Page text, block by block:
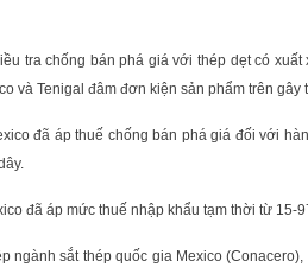
tra chống bán phá giá với thép dẹt có
và Tenigal đâm đơn kiện sản phẩm trên
đã áp thuế chống bán phá giá đối với
đã áp mức thuế nhập khẩu tạm thời từ 15-
ngành sắt thép quốc gia Mexico